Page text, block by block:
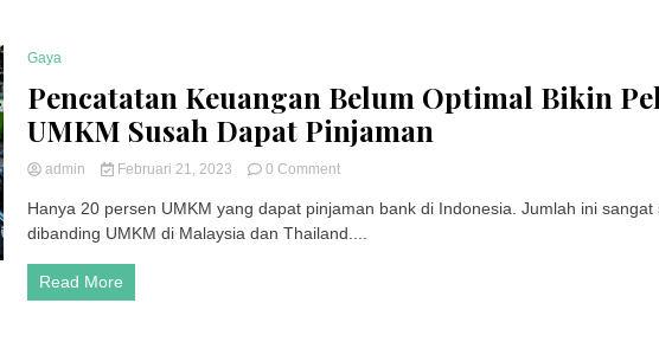
Gaya
Pencatatan Keuangan Belum Optimal Bikin
UMKM Susah Dapat Pinjaman
admin Februari 21, 2023 0 Commenton
Keuangan
Belum
Hanya 20 persen UMKM yang dapat pinjaman bank di Indonesia. Jumlah ini sangat
dibanding UMKM di Malaysia dan Thailand....
Read More